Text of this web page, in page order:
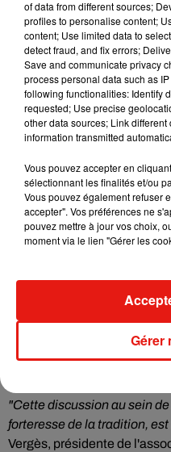
S'affranchir des
Dans sa lettre de mission,
aux deux experts de
archétype du ballet
ballet homogène".
A l'époque où il était
avoir entendu dire
"qu'on
couleur dans un corps de
distraction". Le"blackface"
les pays anglo-saxons. En
au Bolchoï, qui avait rejeté
La question des clichés
"Cette discussion au sein
forteresse de la tradition,
Vergès, présidente de
of data from different sources;
profiles to personalise content;
content; Use limited data to
detect fraud, and fix errors;
Save and communicate privacy
process personal data such as
following functionalities: Identify
requested; Use precise
other data sources; Link
information transmitted
Vous pouvez accepter en
sélectionnant les finalités et/ou
Vous pouvez également refuser
accepter". Vos préférences ne
pouvez mettre à jour vos choix,
moment via le lien "Gérer les
Gérer